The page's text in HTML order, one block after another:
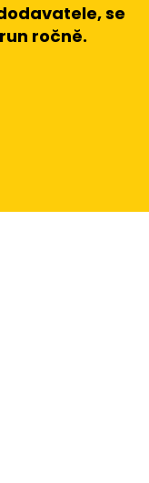
se
ročně.